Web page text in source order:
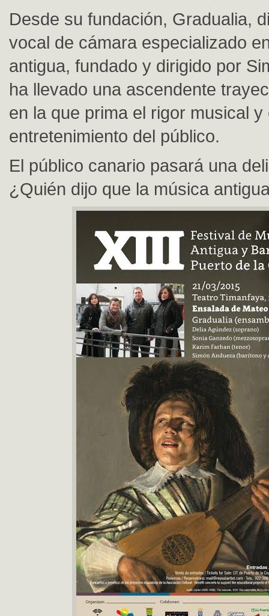
Desde su fundación, Gradualia,
vocal de cámara especializado
antigua, fundado y dirigido por
ha llevado una ascendente
en la que prima el rigor musical y
entretenimiento del público.
El público canario pasará una
¿Quién dijo que la música